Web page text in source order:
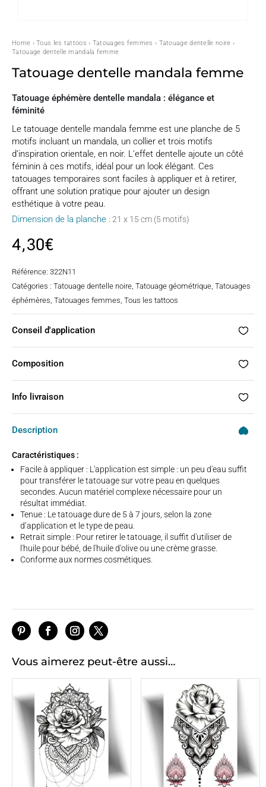
Home ›Tous les tattoos › Tatouages femmes › Tatouage dentelle noire ›
Tatouage dentelle mandala femme
Tatouage dentelle mandala femme
Tatouage éphémère dentelle mandala : élégance et
féminité
Le tatouage dentelle mandala femme est une planche de 5
motifs incluant un mandala, un collier et trois motifs
d’inspiration orientale, en noir. L’effet dentelle ajoute un côté
féminin à ces motifs, idéal pour un look élégant. Ces
tatouages temporaires sont faciles à appliquer et à retirer,
offrant une solution pratique pour ajouter un design
esthétique à votre peau.
Dimension de la planche : 21 x 15 cm (5 motifs)
4,30€
Référence: 322N11
Catégories : Tatouage dentelle noire, Tatouage géométrique, Tatouages
éphémères, Tatouages femmes, Tous les tattoos
Conseil d'application
Composition
Info livraison
Description
Caractéristiques :
Facile à appliquer : L'application est simple : un peu d'eau suffit
pour transférer le tatouage sur votre peau en quelques
secondes. Aucun matériel complexe nécessaire pour un
résultat immédiat.
Tenue : Le tatouage dure de 5 à 7 jours, selon la zone
d’application et le type de peau.
Retrait simple : Pour retirer le tatouage, il suffit d'utiliser de
l'huile pour bébé, de l'huile d'olive ou une crème grasse.
Conforme aux normes cosmétiques.
Vous aimerez peut-être aussi…